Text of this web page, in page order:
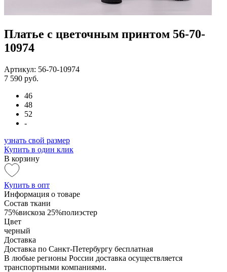
Платье с цветочным принтом 56-70-
10974
Артикул: 56-70-10974
7 590 руб.
46
48
52
-
узнать свой размер
Купить в один клик
В корзину
Купить в опт
Информация о товаре
Состав ткани
75%вискоза 25%полиэстер
Цвет
черный
Доставка
Доставка по Санкт-Петербургу бесплатная
В любые регионы России доставка осуществляется
транспортными компаниями.